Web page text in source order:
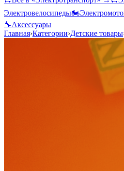
Электровелосипеды🏍️
🔧Аксессуары
Главная›Категории›Детские товары